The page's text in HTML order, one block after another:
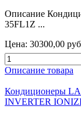
Описание
35FL1Z ...
Цена: 30300,00 руб
Описание товара
Кондиционеры
INVERTER